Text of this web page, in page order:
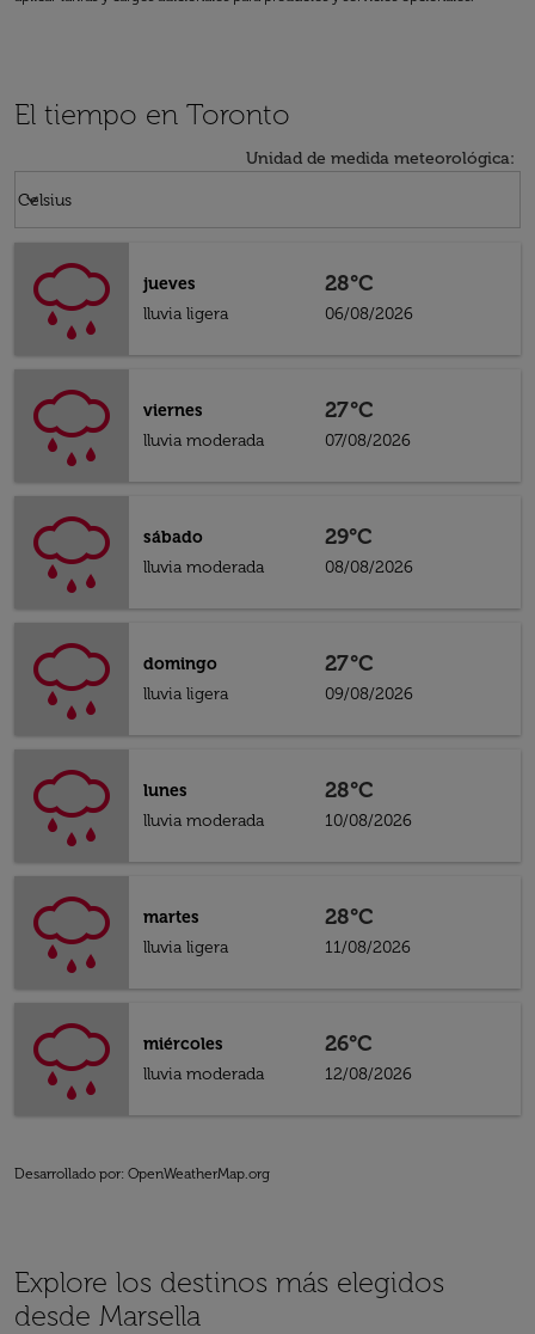
El tiempo en Toronto
Unidad de medida meteorológica:
Celsius
keyboard_arrow_down
jueves
lluvia ligera
28°C
06/08/2026
viernes
lluvia moderada
27°C
07/08/2026
sábado
lluvia moderada
29°C
08/08/2026
domingo
lluvia ligera
27°C
09/08/2026
lunes
lluvia moderada
28°C
10/08/2026
martes
lluvia ligera
28°C
11/08/2026
miércoles
lluvia moderada
26°C
12/08/2026
Desarrollado por: OpenWeatherMap.org
Explore los destinos más elegidos
desde Marsella